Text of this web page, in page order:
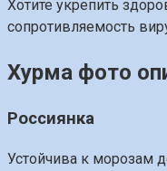
Хотите укрепить
сопротивляемость
Хурма фото
Россиянка
Устойчива к морозам